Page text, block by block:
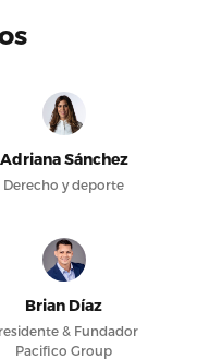
Adriana Sánchez
Derecho y deporte
Brian Díaz
& Fundador
Pacifico Group